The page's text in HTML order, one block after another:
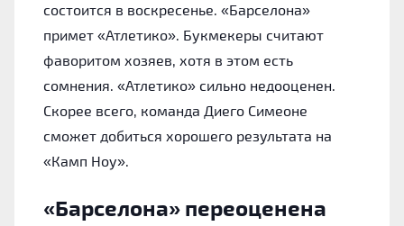
состоится в воскресенье. «Барселона»
примет «Атлетико». Букмекеры считают
фаворитом хозяев, хотя в этом есть
сомнения. «Атлетико» сильно недооценен.
Скорее всего, команда Диего Симеоне
сможет добиться хорошего результата на
«Камп Ноу».
«Барселона» переоценена